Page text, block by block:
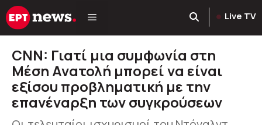
Μετάβαση
σε
Live TV
CNN: Γιατί μια συμφωνία στη
Μέση Ανατολή μπορεί να είναι
εξίσου προβληματική με την
επανέναρξη των συγκρούσεων